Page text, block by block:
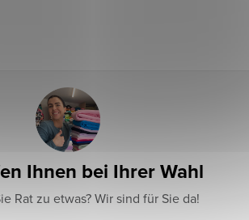
Ihnen bei Ihrer Wahl
Rat zu etwas? Wir sind für Sie da!